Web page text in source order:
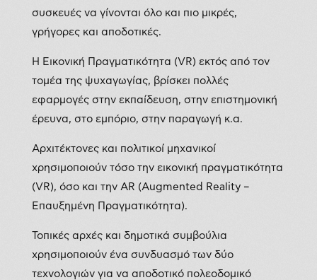
συσκευές να γίνονται όλο και πιο μικρές,
γρήγορες και αποδοτικές.
Η Εικονική Πραγματικότητα (VR) εκτός από τον
τομέα της ψυχαγωγίας, βρίσκει πολλές
εφαρμογές στην εκπαίδευση, στην επιστημονική
έρευνα, στο εμπόριο, στην παραγωγή κ.α.
Αρχιτέκτονες και πολιτικοί μηχανικοί
χρησιμοποιούν τόσο την εικονική πραγματικότητα
(VR), όσο και την AR (Augmented Reality –
Επαυξημένη Πραγματικότητα).
Τοπικές αρχές και δημοτικά συμβούλια
χρησιμοποιούν ένα συνδυασμό των δύο
τεχνολογιών για να αποδοτικό πολεοδομικό